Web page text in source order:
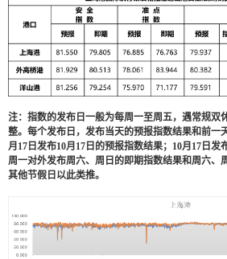
注：指数的发布日一般为每周一至周五，遇常规双
整。每个发布日，发布当天的预报指数结果和前一
月 17 日发布10月 17 日的预报指数结果； 10月 17 日发
周一对外发布周六、周日的即期指数结果和周六、
其他节假日以此类推。